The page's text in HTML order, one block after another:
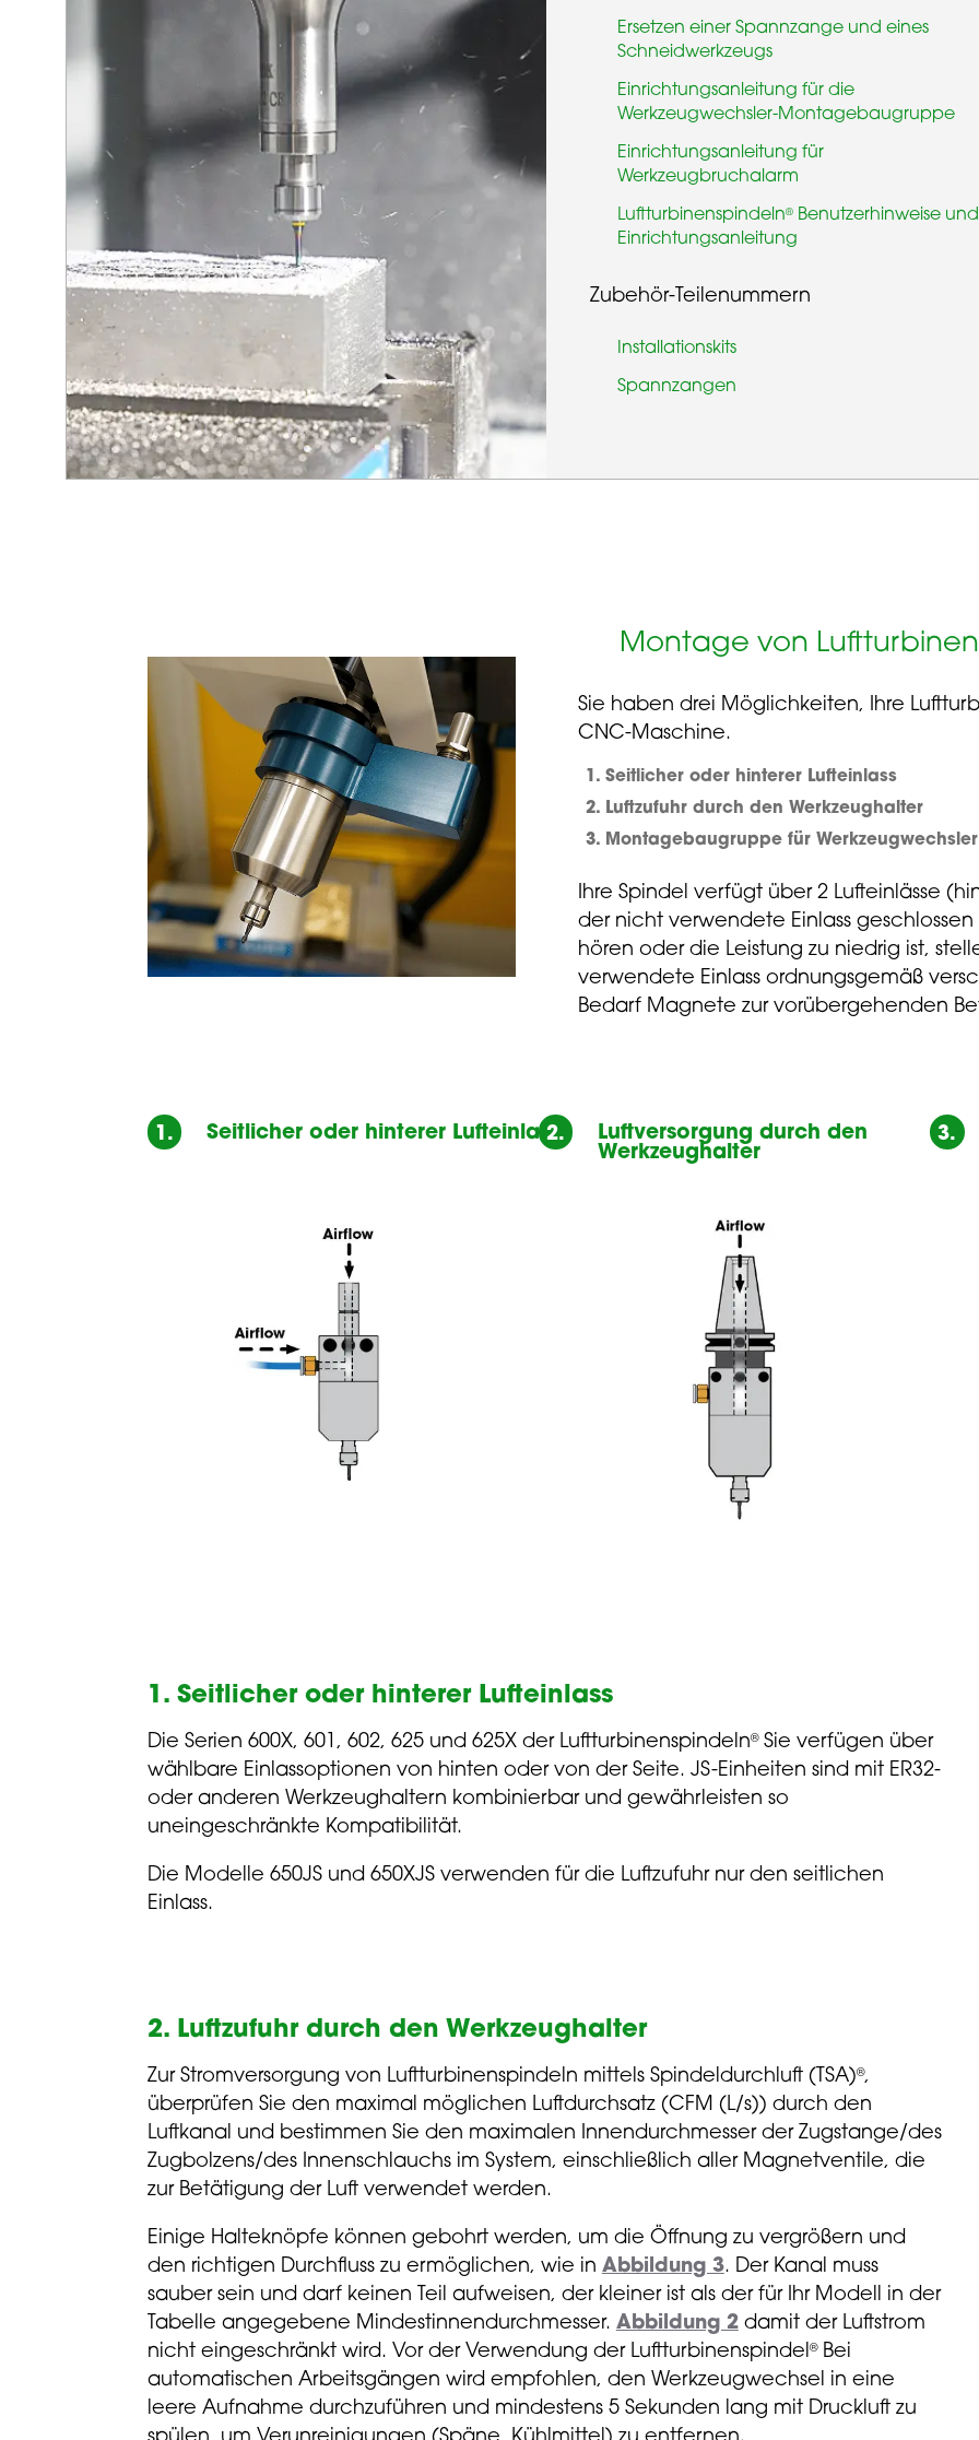
Ersetzen einer Spannzange und eines
Schneidwerkzeugs
Einrichtungsanleitung für die
Werkzeugwechsler-Montagebaugruppe
Einrichtungsanleitung für
Werkzeugbruchalarm
Luftturbinenspindeln® Benutzerhinweise und
Einrichtungsanleitung
Zubehör-Teilenummern
Installationskits
Spannzangen
Montage von
Sie haben drei Möglichkeiten, Ihre
CNC-Maschine.
Seitlicher oder hinterer Lufteinlass
Luftzufuhr durch den Werkzeughalter
Montagebaugruppe für Werkzeugwechsler
Ihre Spindel verfügt über 2 Lufteinlässe
der nicht verwendete Einlass
hören oder die Leistung zu niedrig ist,
verwendete Einlass ordnungsgemäß
Bedarf Magnete zur vorübergehenden
1. Seitlicher oder hinterer Lufteinlass
2.
Luftversorgung durch den
Werkzeughalter
3.
1. Seitlicher oder hinterer Lufteinlass
Die Serien 600X, 601, 602, 625 und 625X der Luftturbinenspindeln®Sie verfügen über
wählbare Einlassoptionen von hinten oder von der Seite. JS-Einheiten sind mit ER32-
oder anderen Werkzeughaltern kombinierbar und gewährleisten so
uneingeschränkte Kompatibilität.
Die Modelle 650JS und 650XJS verwenden für die Luftzufuhr nur den seitlichen
Einlass.
2. Luftzufuhr durch den Werkzeughalter
Zur Stromversorgung von Luftturbinenspindeln mittels Spindeldurchluft (TSA)®,
überprüfen Sie den maximal möglichen Luftdurchsatz (CFM (L/s)) durch den
Luftkanal und bestimmen Sie den maximalen Innendurchmesser der Zugstange/des
Zugbolzens/des Innenschlauchs im System, einschließlich aller Magnetventile, die
zur Betätigung der Luft verwendet werden.
Einige Halteknöpfe können gebohrt werden, um die Öffnung zu vergrößern und
den richtigen Durchfluss zu ermöglichen, wie in Abbildung 3. Der Kanal muss
sauber sein und darf keinen Teil aufweisen, der kleiner ist als der für Ihr Modell in der
Tabelle angegebene Mindestinnendurchmesser. Abbildung 2damit der Luftstrom
nicht eingeschränkt wird. Vor der Verwendung der Luftturbinenspindel®Bei
automatischen Arbeitsgängen wird empfohlen, den Werkzeugwechsel in eine
leere Aufnahme durchzuführen und mindestens 5 Sekunden lang mit Druckluft zu